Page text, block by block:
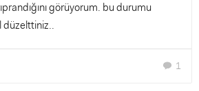
görüyorum. bu durumu
düzelttiniz..
chat 1